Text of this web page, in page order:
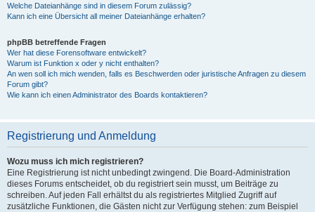
Welche Dateianhänge sind in diesem Forum zulässig?
Kann ich eine Übersicht all meiner Dateianhänge erhalten?
phpBB betreffende Fragen
Wer hat diese Forensoftware entwickelt?
Warum ist Funktion x oder y nicht enthalten?
An wen soll ich mich wenden, falls es Beschwerden oder juristische Anfragen zu diesem
Forum gibt?
Wie kann ich einen Administrator des Boards kontaktieren?
Registrierung und Anmeldung
Wozu muss ich mich registrieren?
Eine Registrierung ist nicht unbedingt zwingend. Die Board-Administration
dieses Forums entscheidet, ob du registriert sein musst, um Beiträge zu
schreiben. Auf jeden Fall erhältst du als registriertes Mitglied Zugriff auf
zusätzliche Funktionen, die Gästen nicht zur Verfügung stehen: zum Beispiel